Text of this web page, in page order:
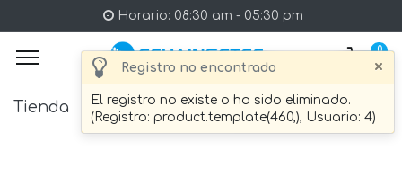
Registro no encontrado ×
El registro no existe o ha sido eliminado.
(Registro: product.template(460,), Usuario: 4)
Horario: 08:30 am - 05:30 pm
0
Tienda 15 artículo Encontrado.